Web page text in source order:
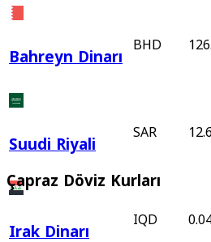
Bahreyn Dinarı BHD
Suudi Riyali SAR
Irak Dinarı IQD
Çapraz Döviz Kurları